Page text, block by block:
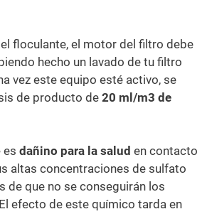
floculante, el motor del filtro debe
hecho un lavado de tu filtro
vez este equipo esté activo, se
de producto de 20 ml/m3 de
es dañino para la salud en contacto
altas concentraciones de sulfato
de que no se conseguirán los
efecto de este químico tarda en